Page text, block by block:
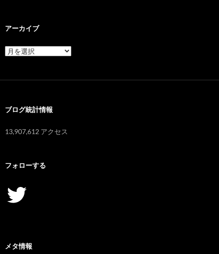
アーカイブ
ア
ー
ブログ統計情報
13,907,612 アクセス
フォローする
Twitter
メタ情報